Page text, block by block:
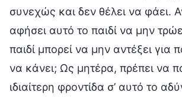
συνεχώς και δεν θέλει να φάει.
αφήσει αυτό το παιδί να μην
παιδί μπορεί να μην αντέξει για
να κάνει; Ως μητέρα, πρέπει να
ιδιαίτερη φροντίδα σ’ αυτό το